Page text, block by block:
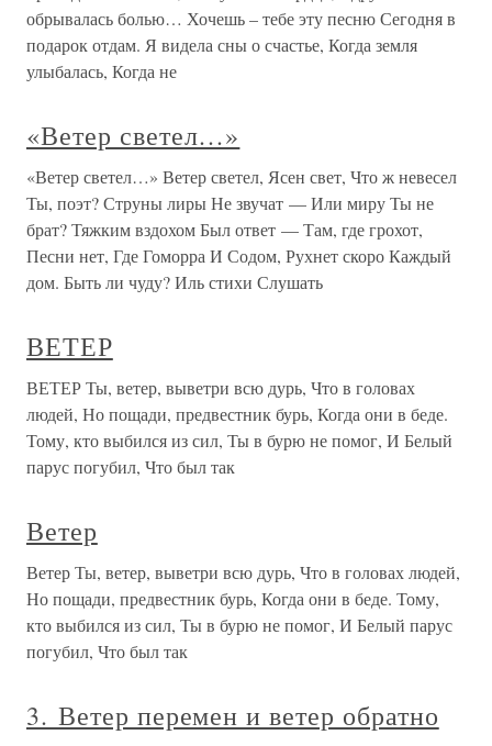
обрывалась болью… Хочешь – тебе эту песню Сегодня в
подарок отдам. Я видела сны о счастье, Когда земля
улыбалась, Когда не
«Ветер светел…»
«Ветер светел…» Ветер светел, Ясен свет, Что ж невесел
Ты, поэт? Струны лиры Не звучат — Или миру Ты не
брат? Тяжким вздохом Был ответ — Там, где грохот,
Песни нет, Где Гоморра И Содом, Рухнет скоро Каждый
дом. Быть ли чуду? Иль стихи Слушать
ВЕТЕР
ВЕТЕР Ты, ветер, выветри всю дурь, Что в головах
людей, Но пощади, предвестник бурь, Когда они в беде.
Тому, кто выбился из сил, Ты в бурю не помог, И Белый
парус погубил, Что был так
Ветер
Ветер Ты, ветер, выветри всю дурь, Что в головах людей,
Но пощади, предвестник бурь, Когда они в беде. Тому,
кто выбился из сил, Ты в бурю не помог, И Белый парус
погубил, Что был так
3. Ветер перемен и ветер обратно